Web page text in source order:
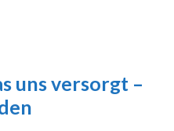
uns versorgt –